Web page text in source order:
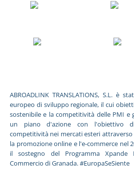
ABROADLINK TRANSLATIONS, S.L. è
europeo di sviluppo regionale, il cui
sostenibile e la competitività delle PMI e
un piano d'azione con l'obiettivo
competitività nei mercati esteri
la promozione online e l'e-commerce nel
il sostegno del Programma Xpande
Commercio di Granada. #EuropaSeSiente